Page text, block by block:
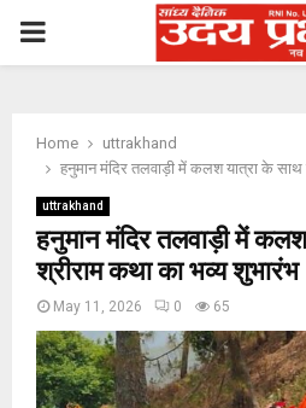
PRIMARY
Home
uttrakhand
हनुमान मंदिर तलवाड़ी में कलश यात्रा के
uttrakhand
हनुमान मंदिर तलवाड़ी में
श्रीराम कथा का भव्य शुभारंभ
May 11, 2026 0 65